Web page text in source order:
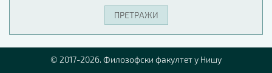
© 2017-2026. Филозофски факултет у Нишу